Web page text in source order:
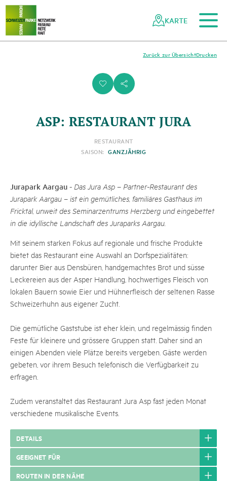
Navigieren
Netzwerk
Schweizer
Schnellnavigation
Zum Hauptinhalt
Zur mobilen Navigation
Zur Suche
Zum Fussbereich
Zur Sitemap
KARTE
i s
Drucken
Zurück zur Übersicht
ASP: RESTAURANT JURA
RESTAURANT
SAISON: GANZJÄHRIG
Jurapark Aargau - Das Jura Asp – Partner-Restaurant des
Jurapark Aargau – ist ein gemütliches, familiäres Gasthaus im
Fricktal, unweit des Seminarzentrums Herzberg und eingebettet
in die idyllische Landschaft des Juraparks Aargau.
Mit seinem starken Fokus auf regionale und frische Produkte
bietet das Restaurant eine Auswahl an Dorfspezialitäten:
darunter Bier aus Densbüren, handgemachtes Brot und süsse
Leckereien aus der Asper Handlung, hochwertiges Fleisch von
lokalen Bauern sowie Eier und Hühnerfleisch der seltenen Rasse
Schweizerhuhn aus eigener Zucht.
Die gemütliche Gaststube ist eher klein, und regelmässig finden
Feste für kleinere und grössere Gruppen statt. Daher sind an
einigen Abenden viele Plätze bereits vergeben. Gäste werden
gebeten, vor ihrem Besuch telefonisch die Verfügbarkeit zu
erfragen.
Zudem veranstaltet das Restaurant Jura Asp fast jeden Monat
verschiedene musikalische Events.
DETAILS
GEEIGNET FÜR
ROUTEN IN DER NÄHE